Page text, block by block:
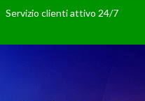
Servizio clienti attivo 24/7